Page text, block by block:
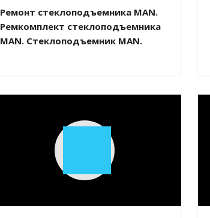
Ремонт стеклоподъемника MAN.
Ремкомплект стеклоподъемника
MAN. Стеклоподъемник MAN.
Play